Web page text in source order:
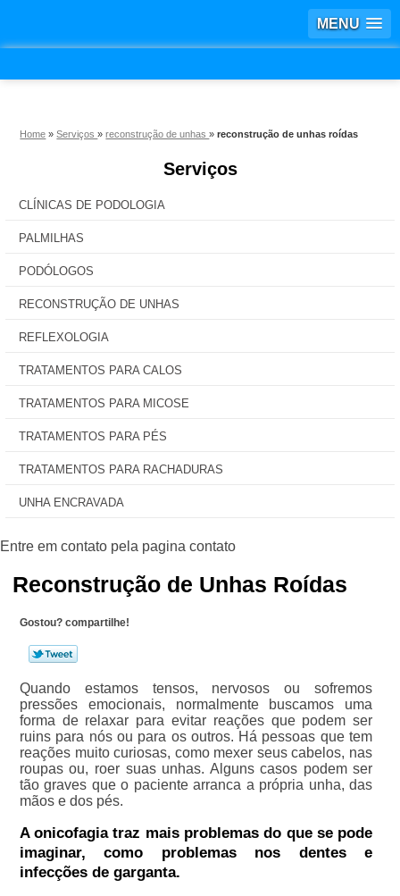
MENU
Home »Serviços»reconstrução de unhas»reconstrução de unhas roídas
Serviços
CLÍNICAS DE PODOLOGIA
PALMILHAS
PODÓLOGOS
RECONSTRUÇÃO DE UNHAS
REFLEXOLOGIA
TRATAMENTOS PARA CALOS
TRATAMENTOS PARA MICOSE
TRATAMENTOS PARA PÉS
TRATAMENTOS PARA RACHADURAS
UNHA ENCRAVADA
Reconstrução de Unhas Roídas
Gostou? compartilhe!
Quando estamos tensos, nervosos ou sofremos
pressões emocionais, normalmente buscamos uma
forma de relaxar para evitar reações que podem ser
ruins para nós ou para os outros. Há pessoas que tem
reações muito curiosas, como mexer seus cabelos, nas
roupas ou, roer suas unhas. Alguns casos podem ser
tão graves que o paciente arranca a própria unha, das
mãos e dos pés.
A onicofagia traz mais problemas do que se pode
imaginar, como problemas nos dentes e
infecções de garganta.